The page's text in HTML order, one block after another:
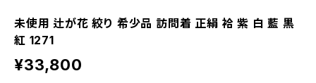
未使用 辻が花 絞り 希少品 訪問着 正絹 袷 紫 白 藍 黒
紅 1271
¥33,800